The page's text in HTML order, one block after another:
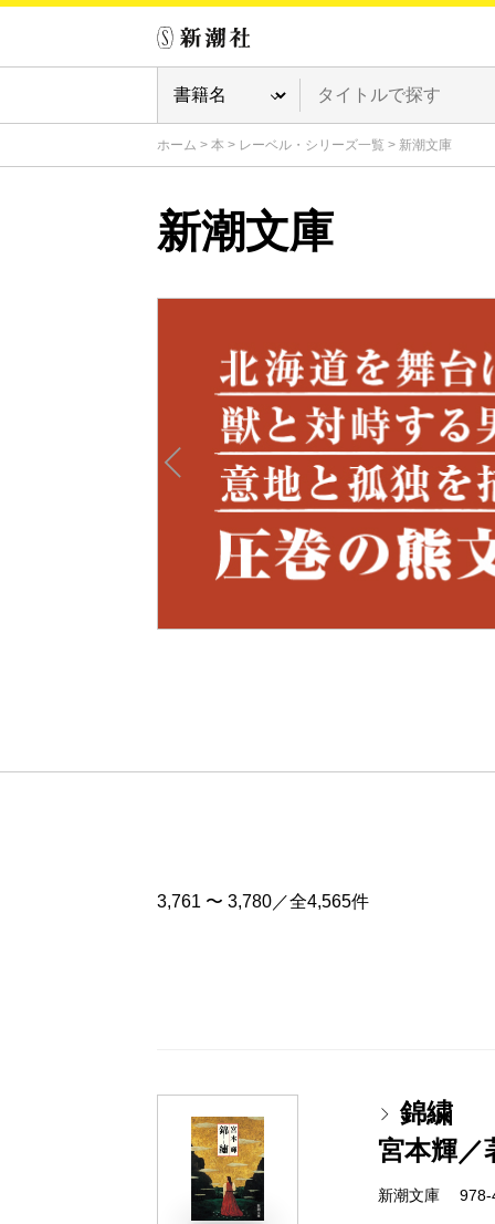
ホーム > 本 > レーベル・シリーズ一覧 > 新潮文庫
新潮文庫
3,761 〜 3,780／全4,565件
錦繍
宮本輝／
新潮文庫